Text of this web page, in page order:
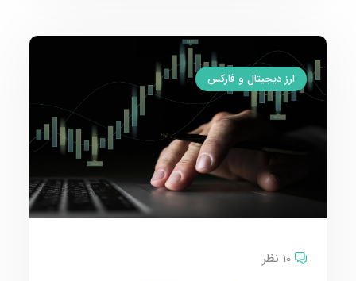
ارز دیجیتال و فارکس
10 نظر